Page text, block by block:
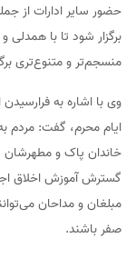
حضور سایر ادارات از
برگزار شود تا با همدلی
منسجم‌تر و متنوع‌تری
وی با اشاره به
ایام محرم، گفت: مردم
خاندان پاک و مطهرشان
گسترش آموزش اخلاق
مبلغان و مداحان
صفر باشند.